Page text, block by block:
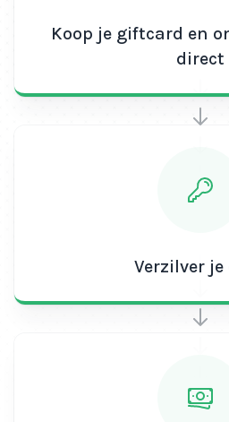
25 euro. Jouw connectiviteit,
Koop je giftcard en
direct
Verzilver je